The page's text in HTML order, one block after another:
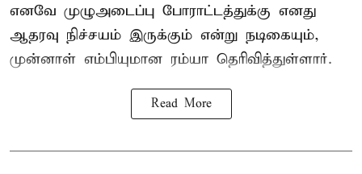
எனவே முழுஅடைப்பு போராட்டத்துக்கு எனது
ஆதரவு நிச்சயம் இருக்கும் என்று நடிகையும்,
முன்னாள் எம்பியுமான ரம்யா தெரிவித்துள்ளார்.
Read More